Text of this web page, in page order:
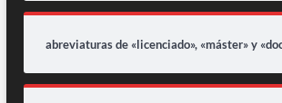
abreviaturas de «licenciado», «máster» y